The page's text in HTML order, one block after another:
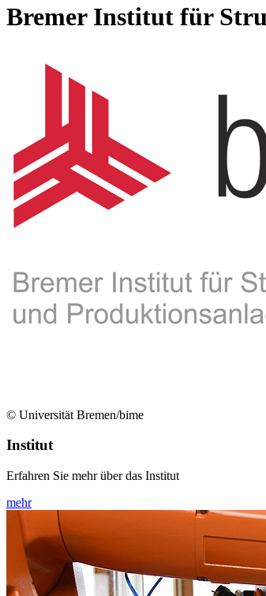
Bremer In­stitut für
© Universität Bremen/bime
Institut
Erfahren Sie mehr über das Institut
mehr